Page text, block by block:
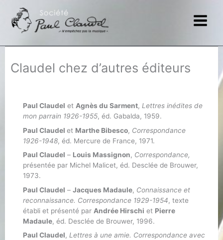
contenu
Claudel chez d’autres éditeurs
Paul Claudel et Agnès du Sarment, Lettres inédites de
mon parrain 1926-1955, éd. Gabalda, 1959.
Paul Claudel et Marthe Bibesco, Correspondance
1926-1948, éd. Mercure de France, 1971.
Paul Claudel – Louis Massignon, Correspondance,
présentée par Michel Malicet, éd. Desclée de Brouwer,
1973.
Paul Claudel – Jacques Madaule, Connaissance et
reconnaissance. Correspondance 1929-1954, texte
établi et présenté par Andrée Hirschi et Pierre
Madaule, éd. Desclée de Brouwer, 1996.
Paul Claudel, Lettres à une amie. Correspondance avec